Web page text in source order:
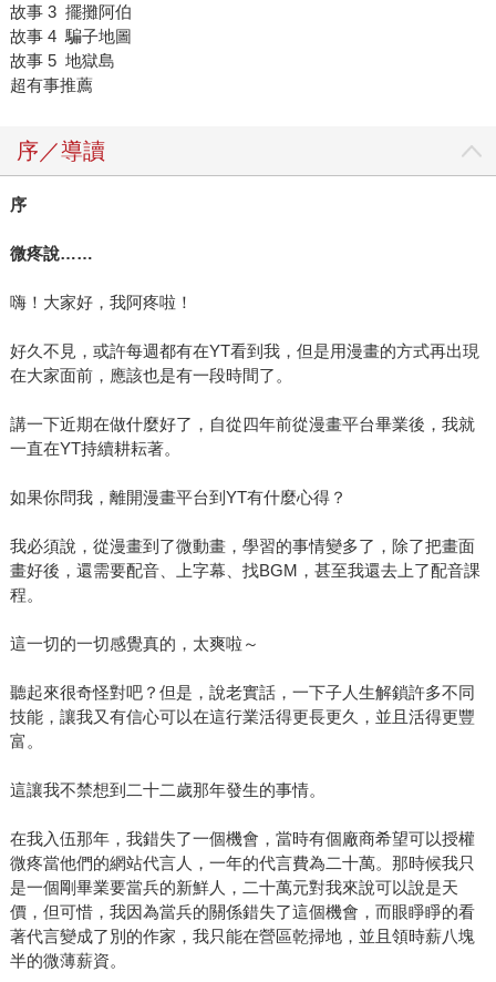
故事 3 擺攤阿伯
故事 4 騙子地圖
故事 5 地獄島
超有事推薦
序／導讀
序
微疼說……
嗨！大家好，我阿疼啦！
好久不見，或許每週都有在YT看到我，但是用漫畫的方式再出現
在大家面前，應該也是有一段時間了。
講一下近期在做什麼好了，自從四年前從漫畫平台畢業後，我就
一直在YT持續耕耘著。
如果你問我，離開漫畫平台到YT有什麼心得？
我必須說，從漫畫到了微動畫，學習的事情變多了，除了把畫面
畫好後，還需要配音、上字幕、找BGM，甚至我還去上了配音課
程。
這一切的一切感覺真的，太爽啦～
聽起來很奇怪對吧？但是，說老實話，一下子人生解鎖許多不同
技能，讓我又有信心可以在這行業活得更長更久，並且活得更豐
富。
這讓我不禁想到二十二歲那年發生的事情。
在我入伍那年，我錯失了一個機會，當時有個廠商希望可以授權
微疼當他們的網站代言人，一年的代言費為二十萬。那時候我只
是一個剛畢業要當兵的新鮮人，二十萬元對我來說可以說是天
價，但可惜，我因為當兵的關係錯失了這個機會，而眼睜睜的看
著代言變成了別的作家，我只能在營區乾掃地，並且領時薪八塊
半的微薄薪資。